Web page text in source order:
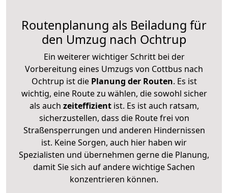
Routenplanung als Beiladung für
den Umzug nach Ochtrup
Ein weiterer wichtiger Schritt bei der
Vorbereitung eines Umzugs von Cottbus nach
Ochtrup ist diePlanung der Routen. Es ist
wichtig, eine Route zu wählen, die sowohl sicher
als auch zeiteffizientist. Es ist auch ratsam,
sicherzustellen, dass die Route frei von
Straßensperrungen und anderen Hindernissen
ist. Keine Sorgen, auch hier haben wir
Spezialisten und übernehmen gerne die Planung,
damit Sie sich auf andere wichtige Sachen
konzentrieren können.